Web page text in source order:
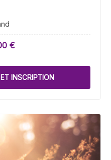
€
INSCRIPTION